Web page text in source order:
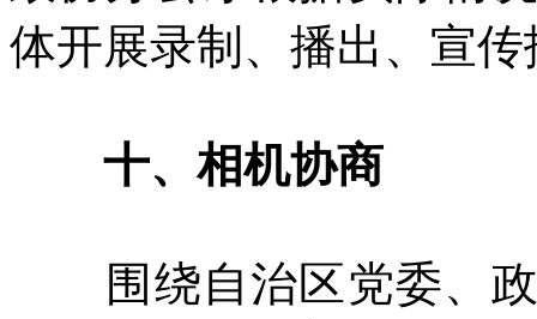
体开展录制、播出、宣
十、相机协商
围绕自治区党委、政